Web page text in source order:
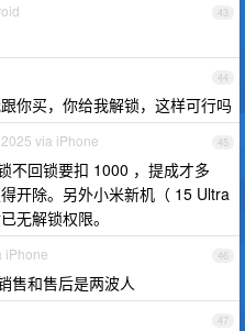
43
44
你买，你给我解锁，这样可行吗
45
via iPhone
不回锁要扣 1000 ，提成才多
开除。另外小米新机（ 15 Ultra
无解锁权限。
46
iPhone
售和售后是两波人
47